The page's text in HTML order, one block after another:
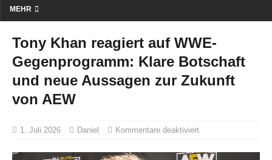
MEHR
Tony Khan reagiert auf WWE-
Gegenprogramm: Klare Botschaft
und neue Aussagen zur Zukunft
von AEW
1. Juli 2026 Daniel Kommentare deaktiviert